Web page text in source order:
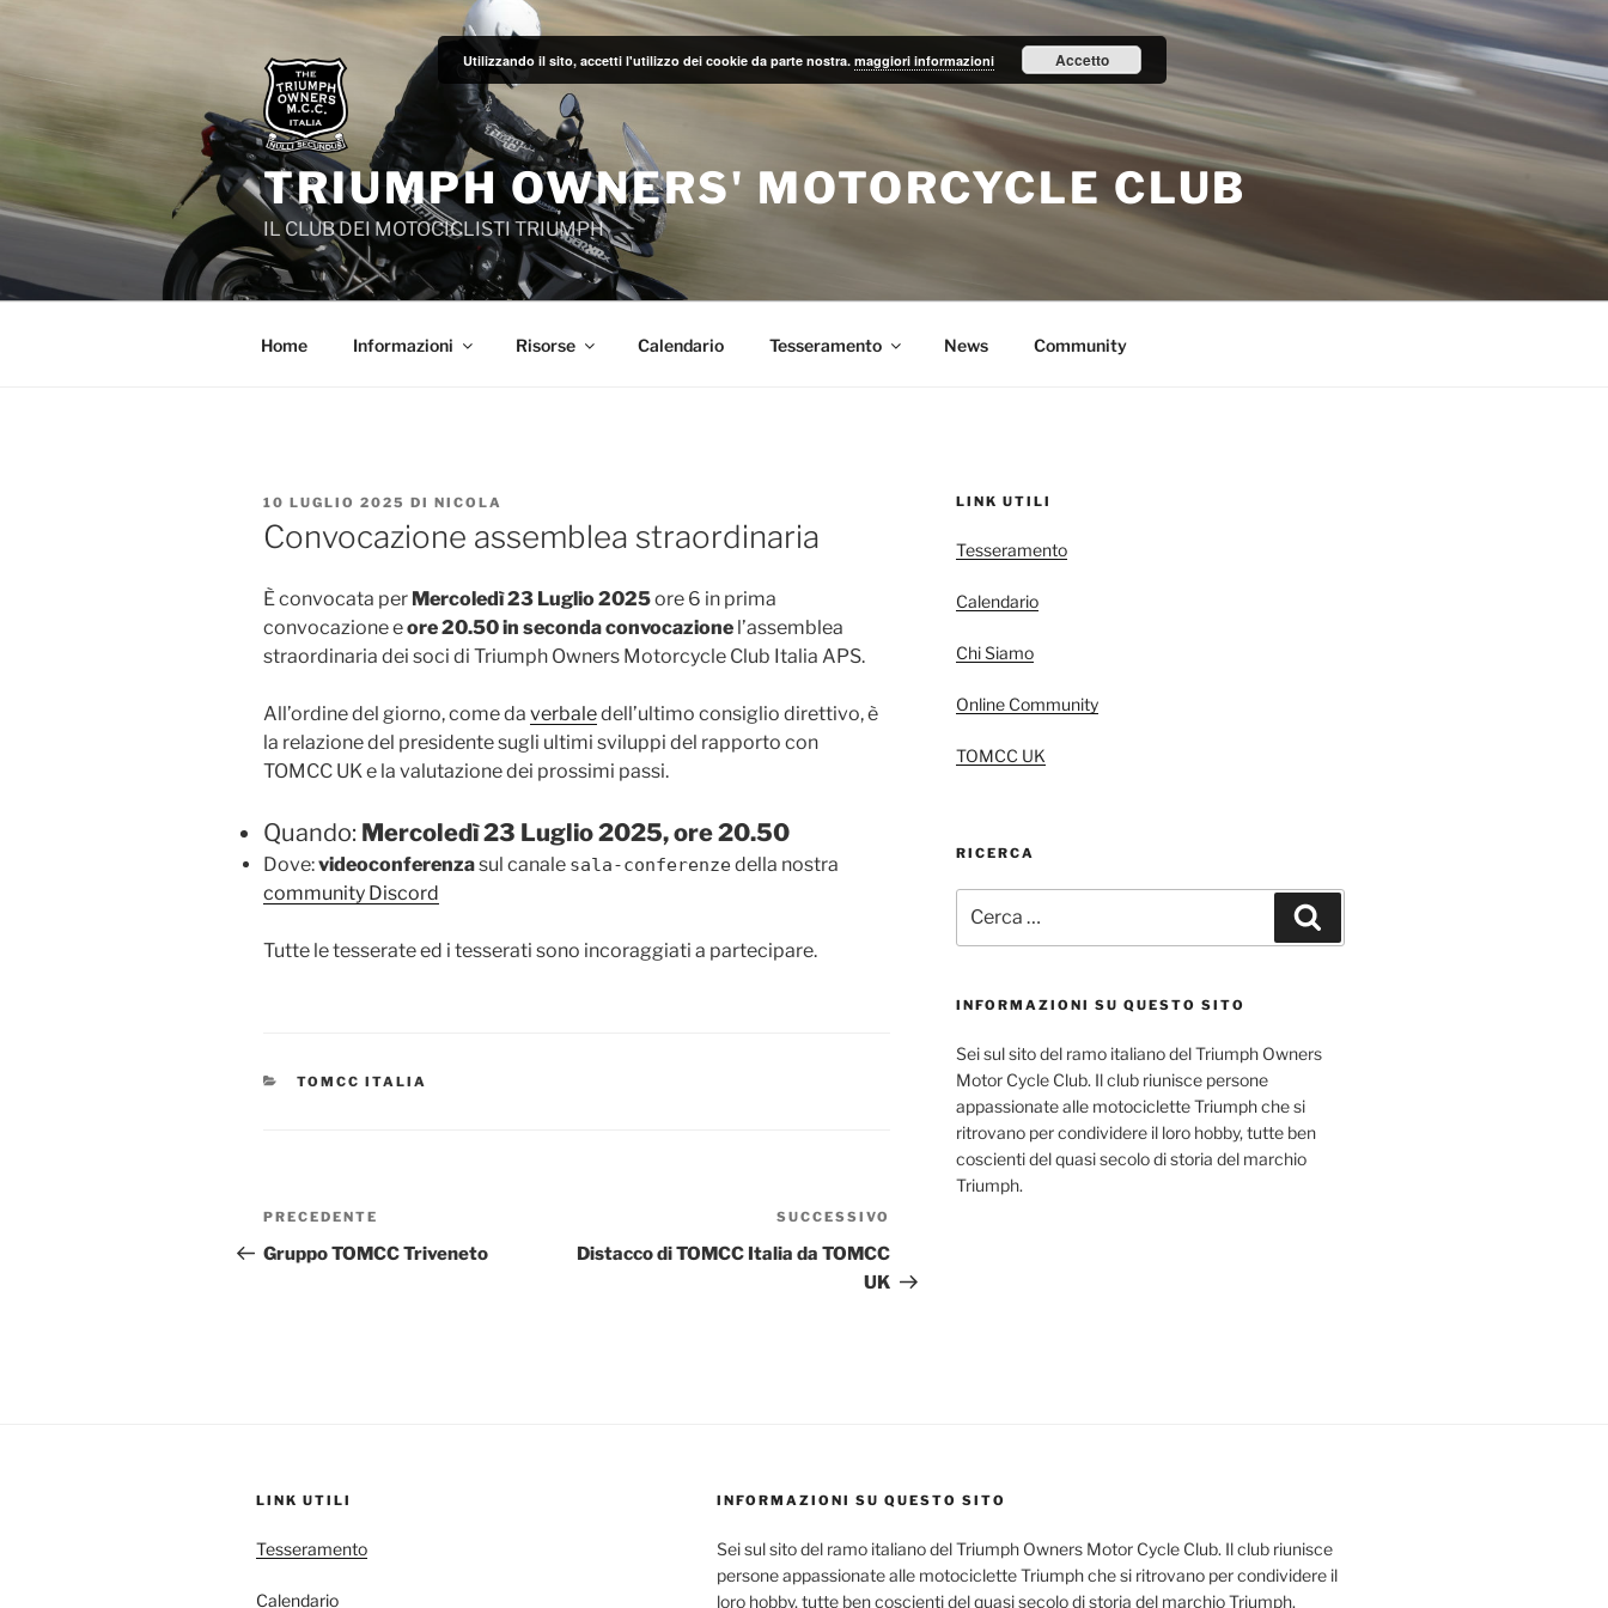
contenuto
TRIUMPH OWNERS' MOTORCYCLE CLUB
IL CLUB DEI MOTOCICLISTI TRIUMPH
Home Informazioni Risorse Calendario Tesseramento News Community
PUBBLICATO
IL
10 LUGLIO 2025 DI NICOLA
Convocazione assemblea straordinaria
È convocata per Mercoledì23 Luglio 2025ore 6 in prima
convocazione eore20.50 in seconda convocazione l’assemblea
straordinaria dei soci di Triumph Owners Motorcycle Club Italia APS.
All’ordine del giorno, come da verbaledell’ultimo consiglio direttivo, è
la relazione del presidente sugli ultimi sviluppi del rapporto con
TOMCC UK e la valutazione dei prossimi passi.
Quando: Mercoledì 23 Luglio 2025, ore 20.50
Dove:videoconferenzasul canale sala-conferenzedella nostra
community Discord
Tutte le tesserate ed i tesserati sono incoraggiati a partecipare.
CATEGORIE
TOMCC ITALIA
Navigazione
articoli
Articolo
precedente:
PRECEDENTE
Gruppo TOMCC Triveneto
successivo
SUCCESSIVO
Distacco di TOMCC Italia da TOMCC
UK
LINK UTILI
Tesseramento
Calendario
Chi Siamo
Online Community
TOMCC UK
RICERCA
INFORMAZIONI SU QUESTO SITO
Sei sul sito del ramo italiano del Triumph Owners
Motor Cycle Club. Il club riunisce persone
appassionate alle motociclette Triumph che si
ritrovano per condividere il loro hobby, tutte ben
coscienti del quasi secolo di storia del marchio
Triumph.
LINK UTILI
Tesseramento
Calendario
INFORMAZIONI SU QUESTO SITO
Sei sul sito del ramo italiano del Triumph Owners Motor Cycle Club. Il club riunisce
persone appassionate alle motociclette Triumph che si ritrovano per condividere il
loro hobby, tutte ben coscienti del quasi secolo di storia del marchio Triumph.
Utilizzando il sito, accetti l'utilizzo dei cookie da parte nostra. maggiori informazioni Accetto